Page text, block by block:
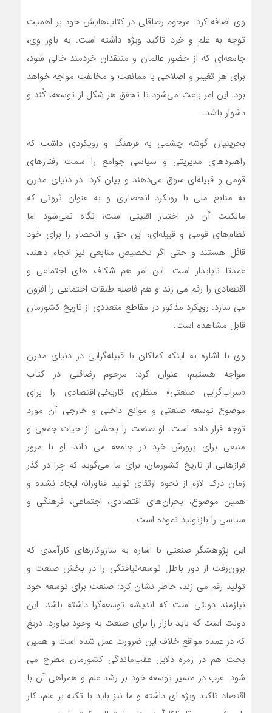
وی اضافه کرد: مرحوم رضاقلی در کتاب‌هایش خود بر اهمیت
توجه به علم و خرد تاکید ویژه داشته است. به باور وی،
جامعه‌ای که از حضور عالمان و منتقدان خردمند خالی شود،
برای هر تغییر و اصلاحی با ممانعت و مخالفت مواجه خواهد
بود. این امر باعث می‌شود تا تحقق هر شکل از توسعه، کُند و
دشوار باشد.
بحرینیان گوشه چشمی به فرهنگ و رویکردی داشت که
راهبردهای مدیریتی و سیاسی جوامع را سمت رفتارهای
قومی و قبیله‌ای سوق می‌دهند و بیان کرد: در دنیای مدرن
به منابع ملی با رویکرد انحصاری و به عنوان ثروتی که
مالکیت آن در اختیار اقلیتی است، نگاه نمی‌شود اما
نظام‌های قومی و قبیله‌ای، این حق و انحصار را برای خود
قائل هستند و حتی اگر تخصیص منابعی نیز انجام دهند،
عمدتا ناپایدار است. این امر هم شکاف های اجتماعی و
اقتصادی را رقم می زند و هم فاصله طبقات اجتماعی را افزون
می سازد. رویکرد مذکور در مقاطع متعددی از تاریخ کشورمان
قابل مشاهده است.
وی با اشاره به اینکه کماکان با قبیله‌گرایی در دنیای مدرن
مواجه هستیم، عنوان کرد: مرحوم رضاقلی در کتاب
«سراب‌گرایی صنعتی» منظری تاریخی-اقتصادی را برای
موضوع توسعه صنعتی و موانع داخلی و خارجی آن مورد
توجه قرار داده است. او صنعت را بخشی از حیات جمعی و
منبعی برای پرورش خرد در جامعه می داند. او با مرور
فرازهایی از تاریخ کشورمان، برای ما می‌‌گوید که چرا در گذر
زمان درک لازم از نحوه ارتقای تولید فناورانه ایجاد نشده و
همین موضوع، بحران‌های اقتصادی، اجتماعی، فرهنگی و
سیاسی را بازتولید نموده است.
این پژوهشگر صنعتی با اشاره به سازوکارهای کارآمدی که
برون‌رفت از دور باطل توسعه‌نیافتگی را در بخش صنعت و
تولید رقم می زند، خاطر نشان کرد: صنعت برای توسعه خود
نیازمند دولتی است که اندیشه توسعه‌گرا داشته باشد. این
دولت است که باید بازار را برای صنعت به وجود بیاورد. دریغ
که در عمده مواقع خلاف این ضرورت عمل شده است و همین
بحث هم در زمره دلایل عقب‌ماندگی کشورمان مطرح می
شود. غرب در مسیر توسعه خود بر رشد علم و همراهی آن با
اقتصاد تاکید ویژه ای داشته و ما نیز باید با تکیه بر علم، کار